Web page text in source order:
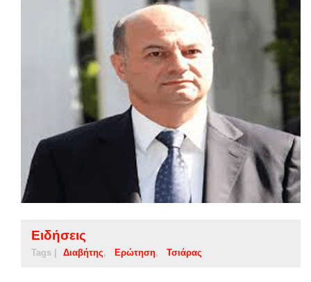
Ειδήσεις
Tags | Διαβήτης Ερώτηση Τσιάρας